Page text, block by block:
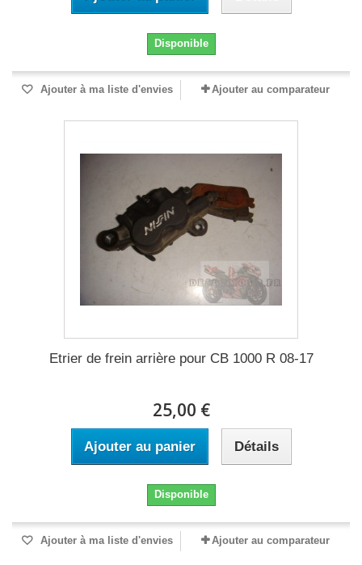
Disponible
Ajouter à ma liste d'envies Ajouter au comparateur
Etrier de frein arrière pour CB 1000 R 08-17
25,00 €
Ajouter au panier Détails
Disponible
Ajouter à ma liste d'envies Ajouter au comparateur